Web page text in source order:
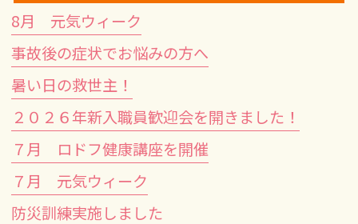
8月 元気ウィーク
事故後の症状でお悩みの方へ
暑い日の救世主！
２０２６年新入職員歓迎会を開きました！
７月 ロドフ健康講座を開催
７月 元気ウィーク
防災訓練実施しました